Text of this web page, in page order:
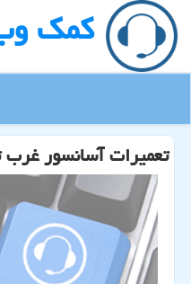
كمك
تعمیرات آسانسور غرب